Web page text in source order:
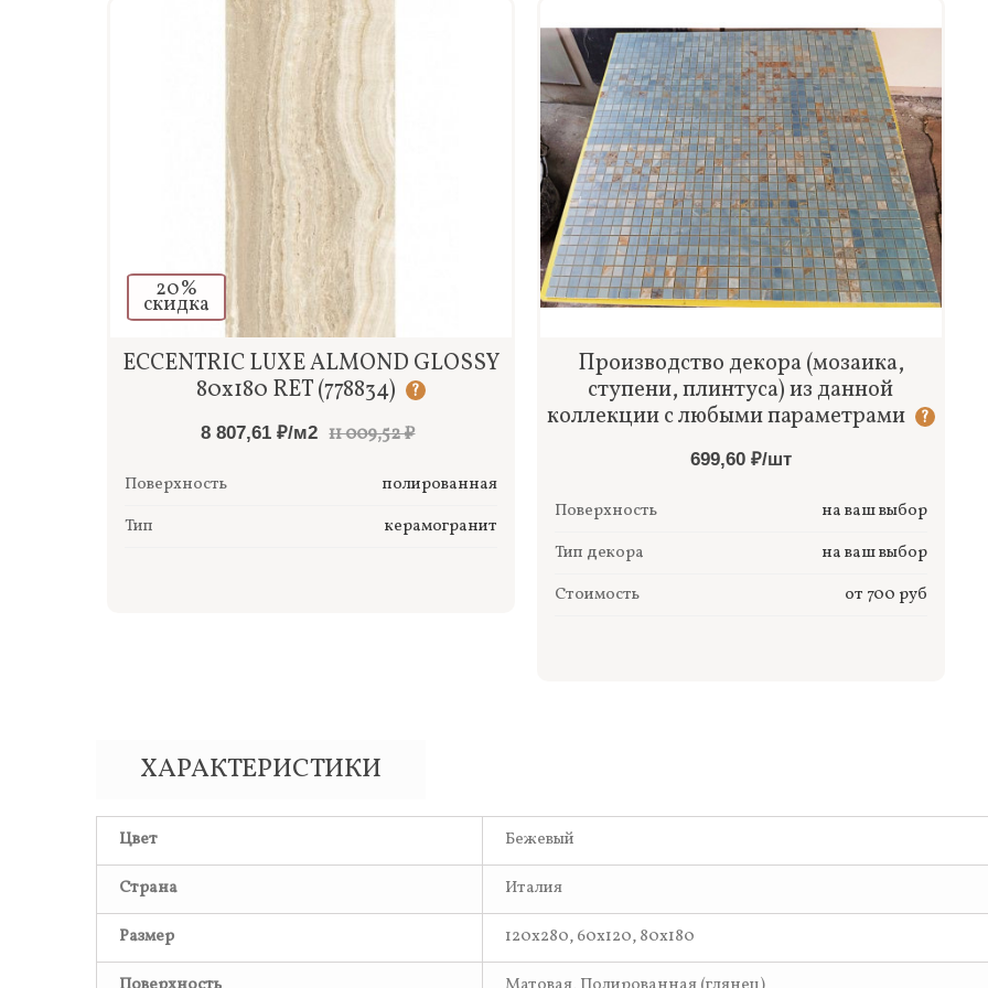
20%
скидка
Быстрый просмотр
ECCENTRIC LUXE ALMOND GLOSSY
80x180 RET (778834)
?
8 807,61 ₽/м2 11 009,52 ₽
Поверхность
полированная
Тип
керамогранит
Быстрый просмотр
Производство декора (мозаика,
ступени, плинтуса) из данной
коллекции с любыми параметрами
?
699,60 ₽/шт
Поверхность
на ваш выбор
Тип декора
на ваш выбор
Стоимость
от 700 руб
ХАРАКТЕРИСТИКИ
Цвет Бежевый
Страна Италия
Размер 120x280, 60x120, 80x180